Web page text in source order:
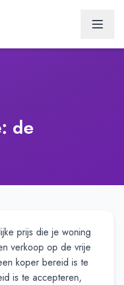
de
prijs die je woning
verkoop op de vrije
koper bereid is te
is te accepteren,